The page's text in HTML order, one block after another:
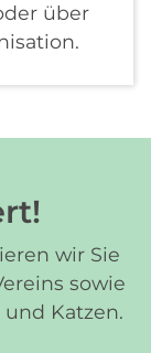
über
wir Sie
sowie
Katzen.